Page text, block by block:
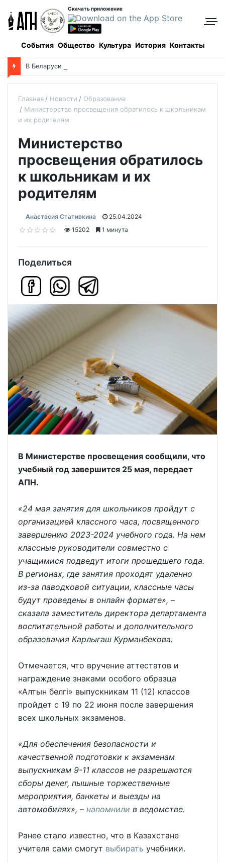
Скачать приложение
События Общество Культура История Контакты
В Беларуси пройдет 250-километровый крестный ход
Главная Новости
Образование
Министерство просвещения обратилось к школьникам
и их родителям
Министерство
просвещения обратилось
к школьникам и их
родителям
Анастасия Стативкина
25.04.2024
15202
1 минута
Поделиться
В Министерстве просвещения сообщили, что
учебный год завершится 25 мая, передает
АПН.
«24 мая занятия для школьников пройдут с
организацией классного часа, посвященного
завершению 2023-2024 учебного года. На нем
классные руководители совместно с
учащимися подведут итоги прошедшего года.
В регионах, где занятия проходят удаленно
из-за паводковой ситуации, классные часы
будут проведены в онлайн формате», –
сказала заместитель директора департамента
воспитательной работы и дополнительного
образования Карлыгаш Курманбекова.
Отмечается, что вручение аттестатов и
награждение знаками особого образца
«Алтын белгі» выпускникам 11 (12) классов
пройдет с 19 по 22 июня после завершения
всех школьных экзаменов.
«Для обеспечения безопасности и
качественной подготовки к экзаменам
выпускникам 9-11 классов не разрешаются
сборы денег, пышные торжественные
мероприятия, банкеты и выезды на
автомобилях», – напомнили в ведомстве.
Ранее стало известно, что в Казахстане
учителя сами смогут выбирать учебники.